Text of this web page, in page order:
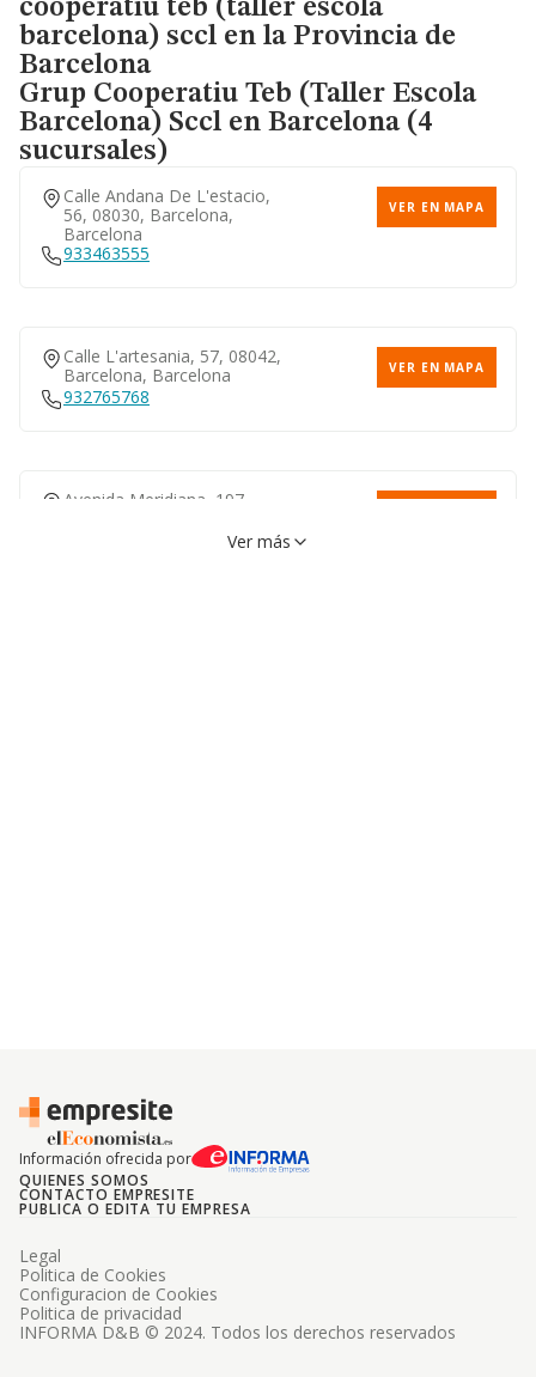
cooperatiu teb (taller escola
barcelona) sccl en la Provincia de
Barcelona
Grup Cooperatiu Teb (taller Escola
Barcelona) Sccl en Barcelona (4
sucursales)
Calle Andana De L'estacio,
56, 08030, Barcelona,
Barcelona
VER EN MAPA
933463555
Calle L'artesania, 57, 08042,
Barcelona, Barcelona
VER EN MAPA
932765768
Avenida Meridiana, 197,
Ver más
Información ofrecida por
QUIENES SOMOS
CONTACTO EMPRESITE
PUBLICA O EDITA TU EMPRESA
INFORMA D&B © 2024. Todos los derechos reservados
Legal
Politica de Cookies
Configuracion de Cookies
Politica de privacidad